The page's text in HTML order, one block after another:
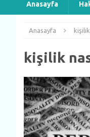
Anasayfa
Anasayfa
kişilik